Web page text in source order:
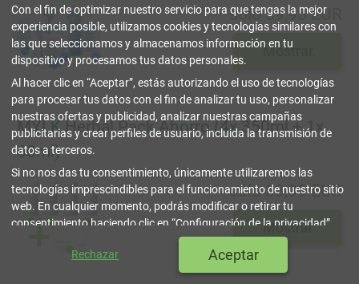
sólo 39,95 EUR
Mostrar
MYLK Herbal Pack Ahorro (4x 350ml + 1x
60ml)
sólo 38,99 EUR
Mostrar
Con el fin de optimizar nuestro servicio para que tengas la mejor
experiencia posible, utilizamos cookies y tecnologías similares con
las que seleccionamos y almacenamos información en tu
dispositivo y procesamos tus datos personales.
Al hacer clic en Aceptar , estás autorizando el uso de tecnologías
para procesar tus datos con el fin de analizar tu uso, personalizar
nuestras ofertas y publicidad, analizar nuestras campañas
publicitarias y crear perfiles de usuario, incluida la transmisión de
datos a terceros.
Si no nos das tu consentimiento, únicamente utilizaremos las
tecnologías imprescindibles para el funcionamiento de nuestro sitio
web. En cualquier momento, podrás modificar o retirar tu
consentimiento haciendo clic en Configuración de la privacidad
Puedes encontrar más información en nuestraPolítica de
Privacidad y Cookies.
Rechazar Aceptar